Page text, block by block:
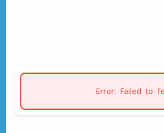
Error: Failed to